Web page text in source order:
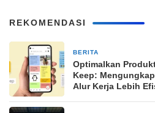
REKOMENDASI
BERITA
Optimalkan
Keep:
Alur Kerja Lebih